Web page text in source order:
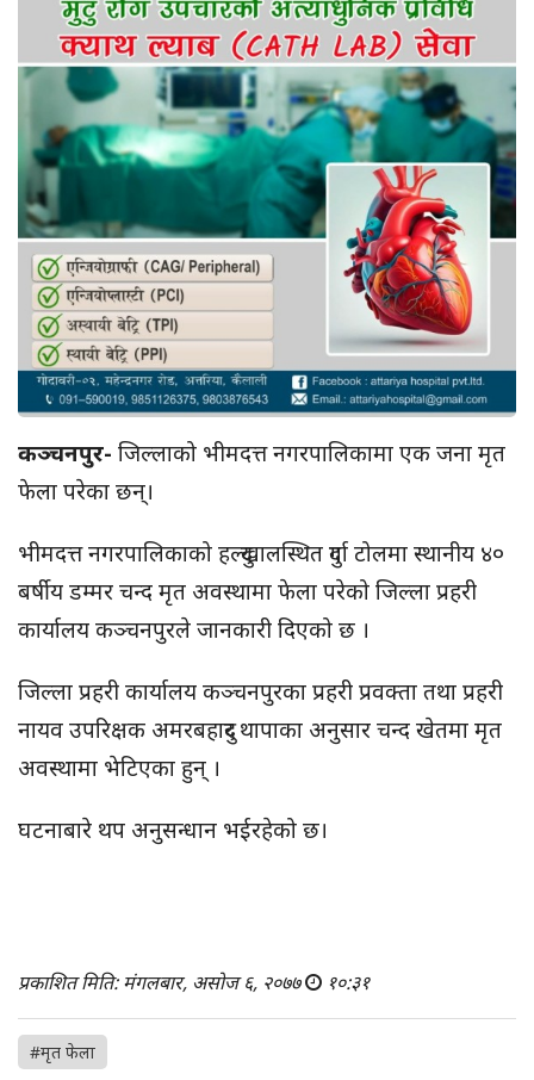
कञ्चनपुर- जिल्लाको भीमदत्त नगरपालिकामा एक जना मृत
फेला परेका छन्।
भीमदत्त नगरपालिकाको हल्दुखालस्थित दुर्गा टोलमा स्थानीय ४०
बर्षीय डम्मर चन्द मृत अवस्थामा फेला परेको जिल्ला प्रहरी
कार्यालय कञ्चनपुरले जानकारी दिएको छ ।
जिल्ला प्रहरी कार्यालय कञ्चनपुरका प्रहरी प्रवक्ता तथा प्रहरी
नायव उपरिक्षक अमरबहादुर थापाका अनुसार चन्द खेतमा मृत
अवस्थामा भेटिएका हुन् ।
घटनाबारे थप अनुसन्धान भईरहेको छ।
प्रकाशित मिति: मंगलबार, असोज ६, २०७७ १०:३१
#मृत फेला